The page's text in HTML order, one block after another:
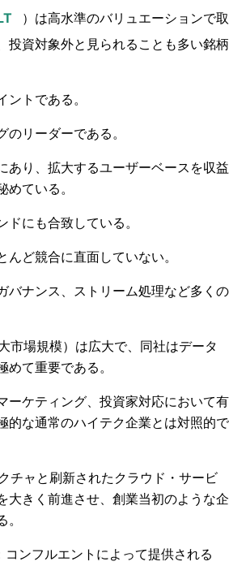
）は高水準のバリュエーションで取
投資対象外と見られることも多い銘柄
トである。
のリーダーである。
あり、拡大するユーザーベースを収益
ている。
ドにも合致している。
んど競合に直面していない。
バナンス、ストリーム処理など多くの
市場規模）は広大で、同社はデータ
て重要である。
ーケティング、投資家対応において有
的な通常のハイテク企業とは対照的で
チャと刷新されたクラウド・サービ
大きく前進させ、創業当初のような企
ンフルエントによって提供される